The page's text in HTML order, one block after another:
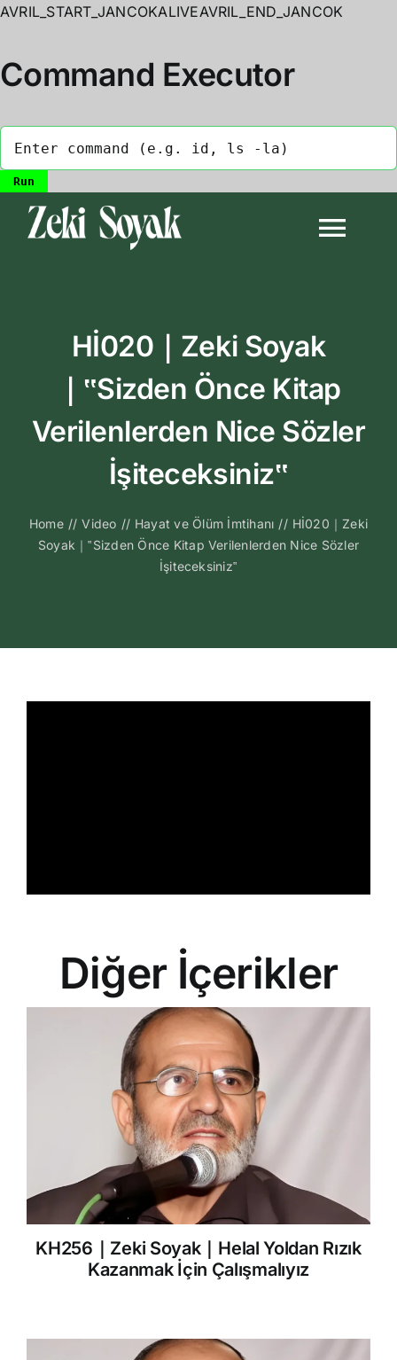
AVRIL_START_JANCOKALIVEAVRIL_END_JANCOK
Command Executor
Biyografi
Kitapları
Sesli
Hİ020｜Zeki Soyak
｜‟Sizden Önce Kitap
Verilenlerden Nice Sözler
İşiteceksiniz‟
Home // Video // Hayat ve Ölüm İmtihanı // Hİ020｜Zeki
Soyak｜‟Sizden Önce Kitap Verilenlerden Nice Sözler
İşiteceksiniz‟
Diğer İçerikler
KH256｜Zeki Soyak｜Helal Yoldan Rızık
Kazanmak İçin Çalışmalıyız